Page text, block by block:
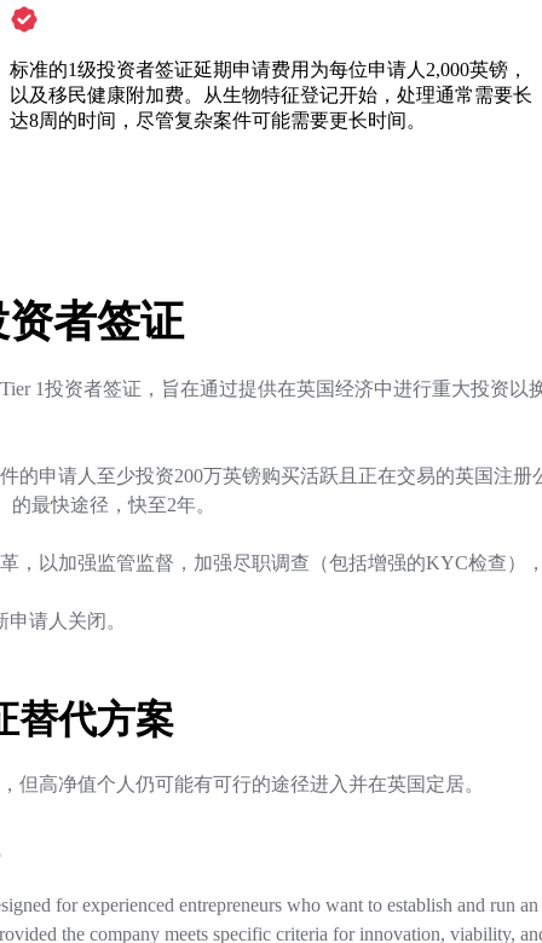
标准的1级投资者签证延期申请费用为每位申请人2,000英镑，
以及移民健康附加费。从生物特征登记开始，处理通常需要长
达8周的时间，尽管复杂案件可能需要更长时间。
者签证
1投资者签证，旨在通过提供在英国经济中进行重大投资
的申请人至少投资200万英镑购买活跃且正在交易的英国注
最快途径，快至2年。
，以加强监管监督，加强尽职调查（包括增强的KYC检查）
请人关闭。
替代方案
但高净值个人仍可能有可行的途径进入并在英国定居。
for experienced entrepreneurs who want to establish and run
the company meets specific criteria for innovation, viability,